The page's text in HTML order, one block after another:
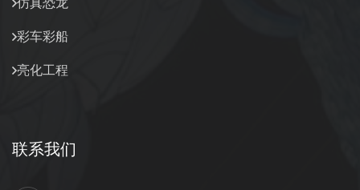
仿真恐龙
彩车彩船
亮化工程
联系我们